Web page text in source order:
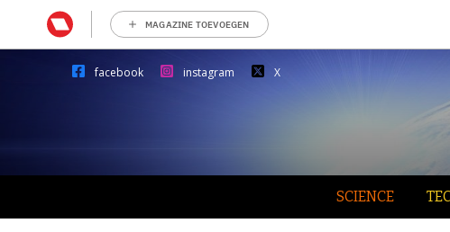
MAGAZINE TOEVOEGEN
facebook instagram X
SCIENCE